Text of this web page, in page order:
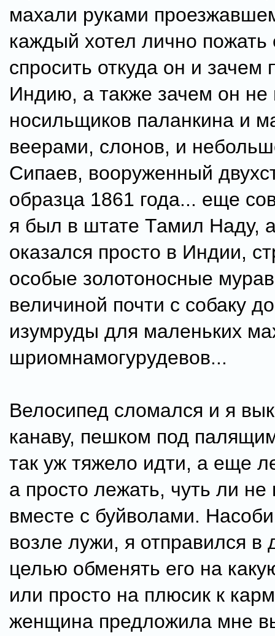
махали руками
каждый хотел лично пожать
спросить откуда он и зачем
Индию, а также зачем он не
носильщиков паланкина и
веерами, слонов, и
Сипаев, вооруженный
образца 1861 года... еще
я был в штате Тамил Наду,
оказался просто в Индии,
особые золотоносные
величиной почти с собаку
изумруды для маленьких
шриомнамогурудевов...
Велосипед сломался и я
канаву, пешком под
так уж тяжело идти, а еще
а просто лежать, чуть ли не
вместе с буйволами.
возле лужи, я отправился в
целью обменять его на
или просто на плюсик к
женщина предложила мне